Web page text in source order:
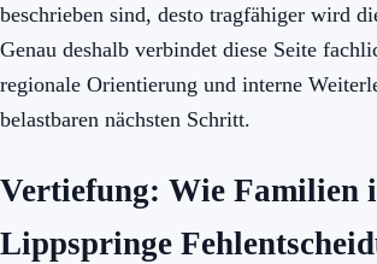
beschrieben sind, desto tragfähiger wird
Genau deshalb verbindet diese Seite
regionale Orientierung und interne
belastbaren nächsten Schritt.
Vertiefung: Wie Familien
Lippspringe